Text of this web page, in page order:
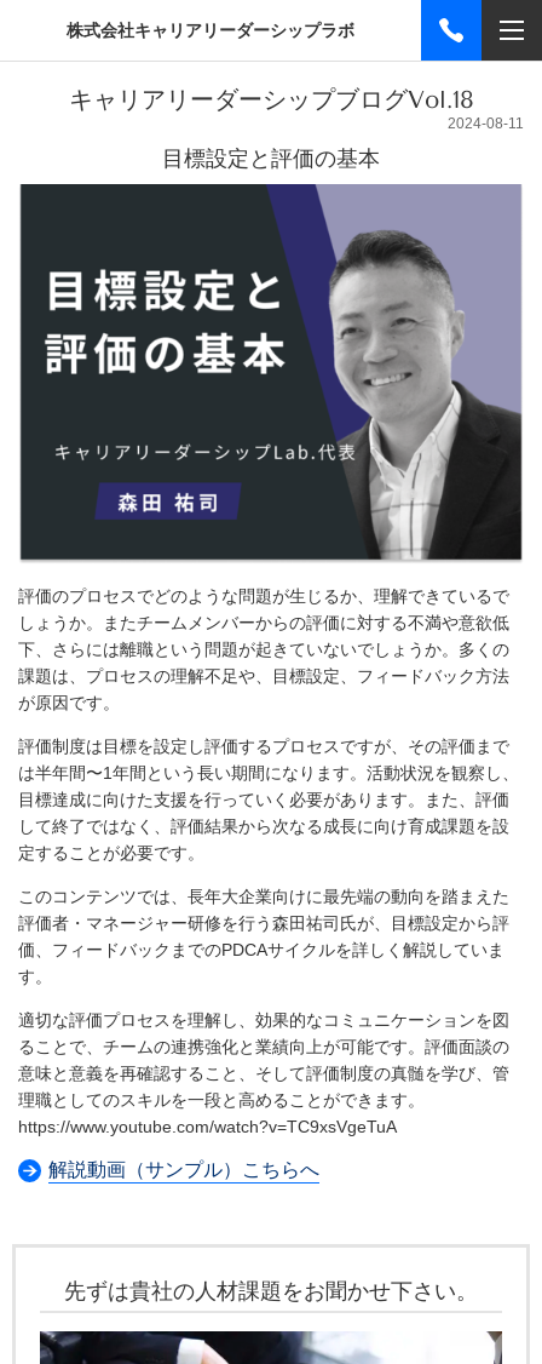
株式会社キャリアリーダーシップラボ
キャリアリーダーシップブログVol.18
2024-08-11
目標設定と評価の基本
評価のプロセスでどのような問題が生じるか、理解できているで
しょうか。またチームメンバーからの評価に対する不満や意欲低
下、さらには離職という問題が起きていないでしょうか。多くの
課題は、プロセスの理解不足や、目標設定、フィードバック方法
が原因です。
評価制度は目標を設定し評価するプロセスですが、その評価まで
は半年間〜1年間という長い期間になります。活動状況を観察し、
目標達成に向けた支援を行っていく必要があります。また、評価
して終了ではなく、評価結果から次なる成長に向け育成課題を設
定することが必要です。
このコンテンツでは、長年大企業向けに最先端の動向を踏まえた
評価者・マネージャー研修を行う森田祐司氏が、目標設定から評
価、フィードバックまでのPDCAサイクルを詳しく解説していま
す。
適切な評価プロセスを理解し、効果的なコミュニケーションを図
ることで、チームの連携強化と業績向上が可能です。評価面談の
意味と意義を再確認すること、そして評価制度の真髄を学び、管
理職としてのスキルを一段と高めることができます。
https://www.youtube.com/watch?v=TC9xsVgeTuA
解説動画（サンプル）こちらへ
先ずは貴社の人材課題をお聞かせ下さい。